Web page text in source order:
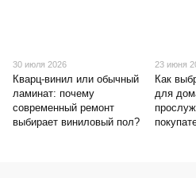
30 июля 2026
Кварц-винил или обычный
ламинат: почему
современный ремонт
выбирает виниловый пол?
23 июня
Как
для